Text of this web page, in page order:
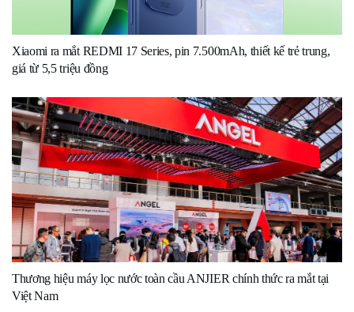
Xiaomi ra mắt REDMI 17 Series, pin 7.500mAh, thiết kế trẻ trung,
giá từ 5,5 triệu đồng
Thương hiệu máy lọc nước toàn cầu ANJIER chính thức ra mắt tại
Việt Nam